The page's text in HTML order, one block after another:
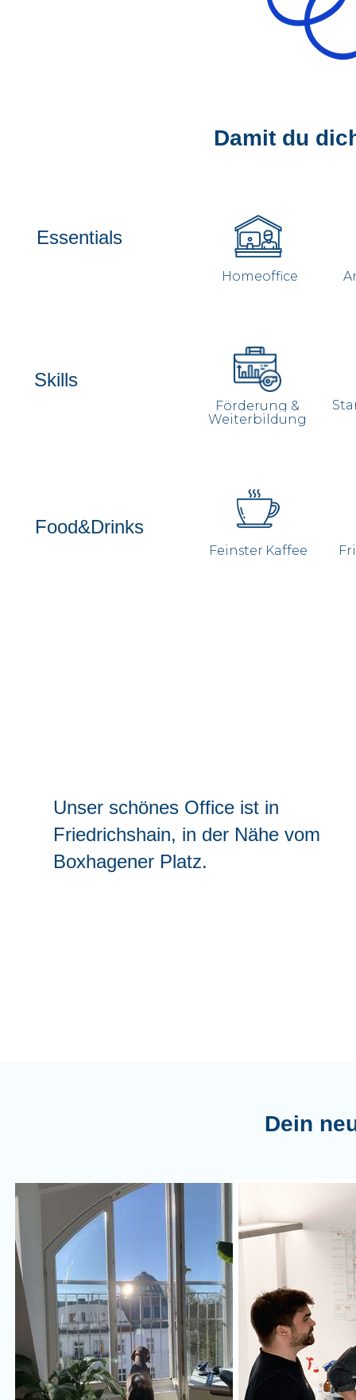
Dein
Damit du
Feinster Kaffee
Food&Drinks
Förderung &
Weiterbildung
Skills
Homeoffice
Essentials
Unser schönes Office ist in
Friedrichshain, in der Nähe vom
Boxhagener Platz.